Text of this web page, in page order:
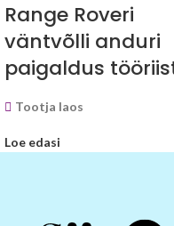
Range Roveri
väntvõlli anduri
paigaldus
Tootja laos
Loe edasi